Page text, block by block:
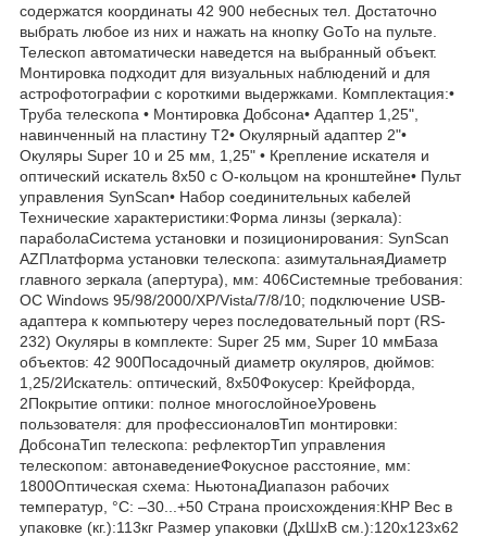
содержатся координаты 42 900 небесных тел. Достаточно
выбрать любое из них и нажать на кнопку GoTo на пульте.
Телескоп автоматически наведется на выбранный объект.
Монтировка подходит для визуальных наблюдений и для
астрофотографии с короткими выдержками. Комплектация:•
Труба телескопа • Монтировка Добсона• Адаптер 1,25",
навинченный на пластину Т2• Окулярный адаптер 2"•
Окуляры Super 10 и 25 мм, 1,25" • Крепление искателя и
оптический искатель 8x50 с O-кольцом на кронштейне• Пульт
управления SynScan• Набор соединительных кабелей
Технические характеристики:Форма линзы (зеркала):
параболаСистема установки и позиционирования: SynScan
AZПлатформа установки телескопа: азимутальнаяДиаметр
главного зеркала (апертура), мм: 406Системные требования:
ОС Windows 95/98/2000/XP/Vista/7/8/10; подключение USB-
адаптера к компьютеру через последовательный порт (RS-
232) Окуляры в комплекте: Super 25 мм, Super 10 ммБаза
объектов: 42 900Посадочный диаметр окуляров, дюймов:
1,25/2Искатель: оптический, 8x50Фокусер: Крейфорда,
2Покрытие оптики: полное многослойноеУровень
пользователя: для профессионаловТип монтировки:
ДобсонаТип телескопа: рефлекторТип управления
телескопом: автонаведениеФокусное расстояние, мм:
1800Оптическая схема: НьютонаДиапазон рабочих
температур, °С: –30...+50 Страна происхождения:КНР Вес в
упаковке (кг.):113кг Размер упаковки (ДхШхВ см.):120x123x62